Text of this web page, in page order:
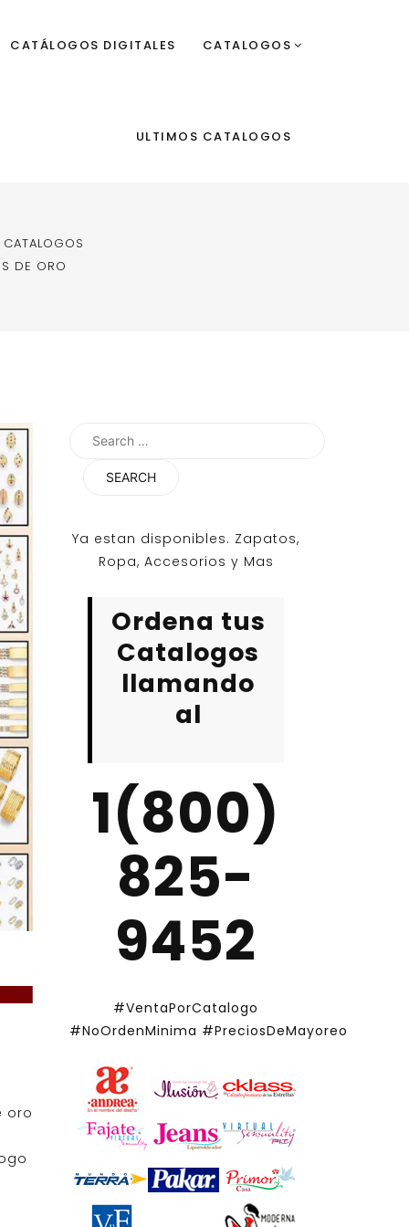
CATÁLOGOS DIGITALES CATALOGOS
ULTIMOS CATALOGOS
DE ORO
oro
Search
Ya estan disponibles. Zapatos,
Ropa, Accesorios y Mas
Ordena tus
Catalogos
llamando
al
1(800)
825-
9452
#VentaPorCatalogo
#NoOrdenMinima #PreciosDeMayoreo